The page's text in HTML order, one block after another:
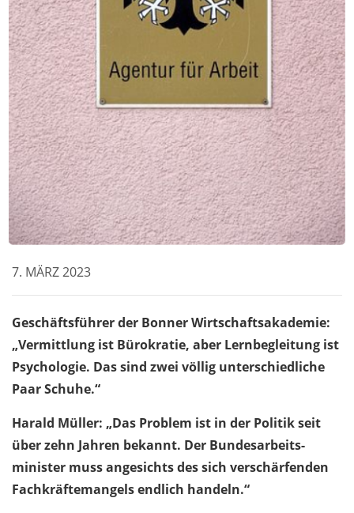
7. MÄRZ 2023
Geschäftsführer der Bonner Wirtschaftsakademie:
„Vermittlung ist Bürokratie, aber Lernbegleitung ist
Psychologie. Das sind zwei völlig unterschiedliche
Paar Schuhe.“
Harald Müller: „Das Problem ist in der Politik seit
über zehn Jahren bekannt. Der Bundes­arbeits­
minister muss angesichts des sich verschärfenden
Fachkräftemangels endlich handeln.“